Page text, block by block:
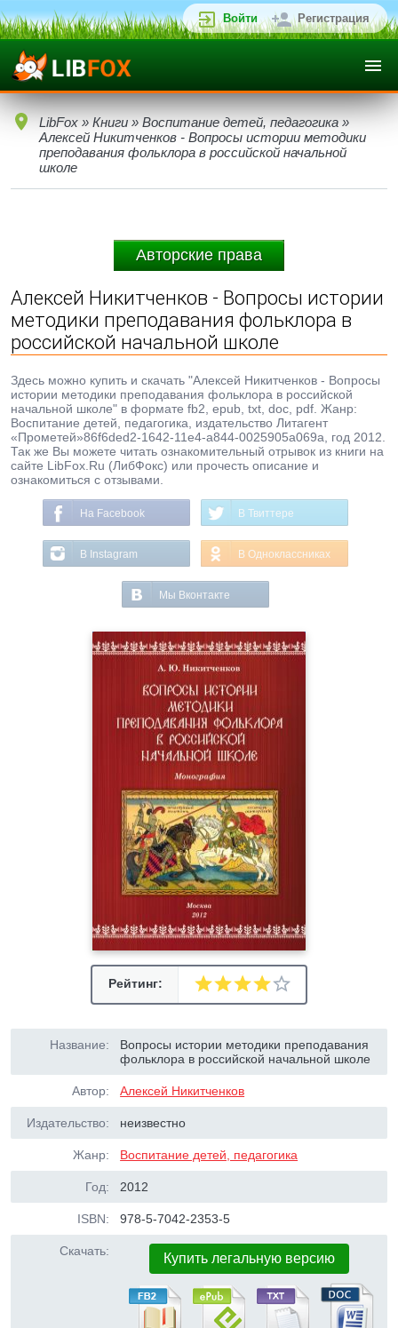
Войти Регистрация
LibFox » Книги » Воспитание детей, педагогика »
Алексей Никитченков - Вопросы истории методики
преподавания фольклора в российской начальной
школе
Авторские права
Алексей Никитченков - Вопросы истории
методики преподавания фольклора в
российской начальной школе
Здесь можно купить и скачать "Алексей Никитченков - Вопросы
истории методики преподавания фольклора в российской
начальной школе" в формате fb2, epub, txt, doc, pdf. Жанр:
Воспитание детей, педагогика, издательство Литагент
«Прометей»86f6ded2-1642-11e4-a844-0025905a069a, год 2012.
Так же Вы можете читать ознакомительный отрывок из книги на
сайте LibFox.Ru (ЛибФокс) или прочесть описание и
ознакомиться с отзывами.
На Facebook В Твиттере
В Instagram В Одноклассниках
Мы Вконтакте
Рейтинг:
Название:
Вопросы истории методики преподавания
фольклора в российской начальной школе
Автор: Алексей Никитченков
Издательство: неизвестно
Жанр: Воспитание детей, педагогика
Год: 2012
ISBN: 978-5-7042-2353-5
Скачать: Купить легальную версию